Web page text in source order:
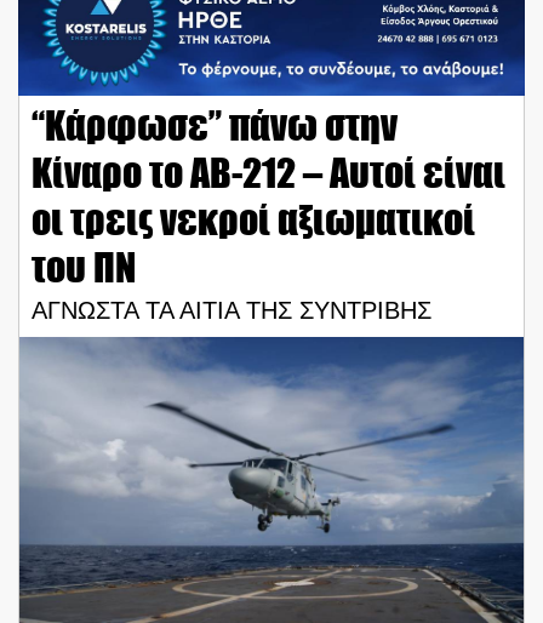
“Κάρφωσε” πάνω στην
Κίναρο το ΑΒ-212 – Αυτοί είναι
οι τρεις νεκροί αξιωματικοί
του ΠΝ
ΑΓΝΩΣΤΑ ΤΑ ΑΙΤΙΑ ΤΗΣ ΣΥΝΤΡΙΒΗΣ